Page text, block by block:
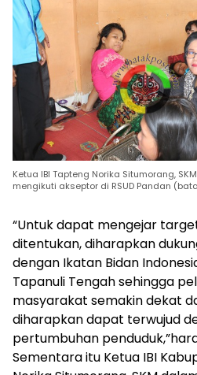
Ketua IBI Tapteng Norika Situmorang,
mengikuti akseptor di RSUD Pandan
“Untuk dapat mengejar
ditentukan, diharapkan
dengan Ikatan Bidan
Tapanuli Tengah sehingga
masyarakat semakin dekat
diharapkan dapat terwujud
pertumbuhan
Sementara itu Ketua IBI